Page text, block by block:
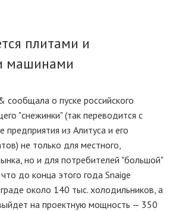
плитами и
машинами
о пуске российского
"снежинки" (так переводится с
предприятия из Алитуса и его
не только для местного,
но и для потребителей "большой"
до конца этого года Snaige
около 140 тыс. холодильников, а
на проектную мощность — 350